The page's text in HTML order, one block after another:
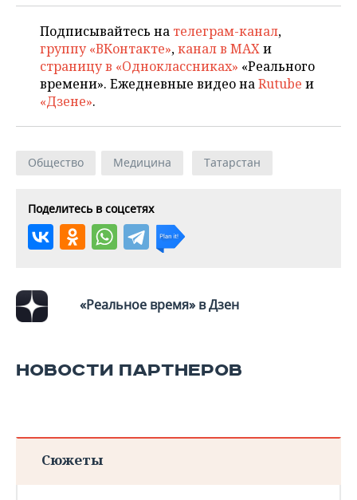
Подписывайтесь на телеграм-канал,
группу «ВКонтакте»,канал в MAXи
страницу в «Одноклассниках» «Реального
времени». Ежедневные видео наRutube и
«Дзене».
Общество Медицина Татарстан
Поделитесь в соцсетях
«Реальное время» в Дзен
НОВОСТИ ПАРТНЕРОВ
Сюжеты